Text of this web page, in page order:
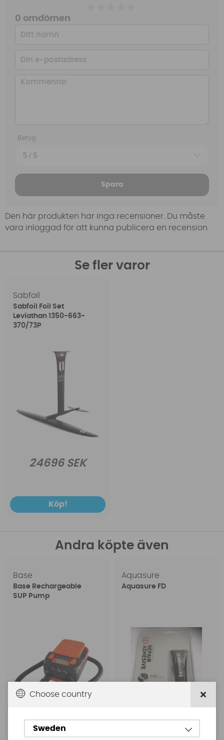
0 omdömen
Betyg
Spara
Den här produkten har inga recensioner. Du måste
vara inloggad för att kunna publicera en recension.
Se fler varor
Sabfoil
Sabfoil Foil Set
Leviathan 1350-663-
370/73P
24696 SEK
Köp!
Andra köpte även
Base
Base Rechargeable
SUP Pump
1699 SEK
Aquasure
Aquasure FD
Choose country
Sweden